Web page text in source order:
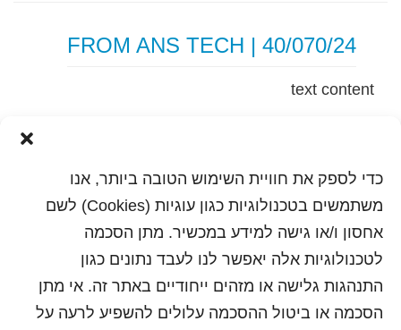
כדי לספק את חוויית השימוש הטובה ביותר, אנו
משתמשים בטכנולוגיות כגון עוגיות (Cookies) לשם
אחסון ו/או גישה למידע במכשיר. מתן הסכמה
לטכנולוגיות אלה יאפשר לנו לעבד נתונים כגון
התנהגות גלישה או מזהים ייחודיים באתר זה. אי מתן
הסכמה או ביטול ההסכמה עלולים להשפיע לרעה על
40/070/24 | FROM ANS TECH
text content
שלח לחבר
כל הזכויות שמורות לשראל 2018 | עיצוב ותכנות: סטודיו
"היוצרים"